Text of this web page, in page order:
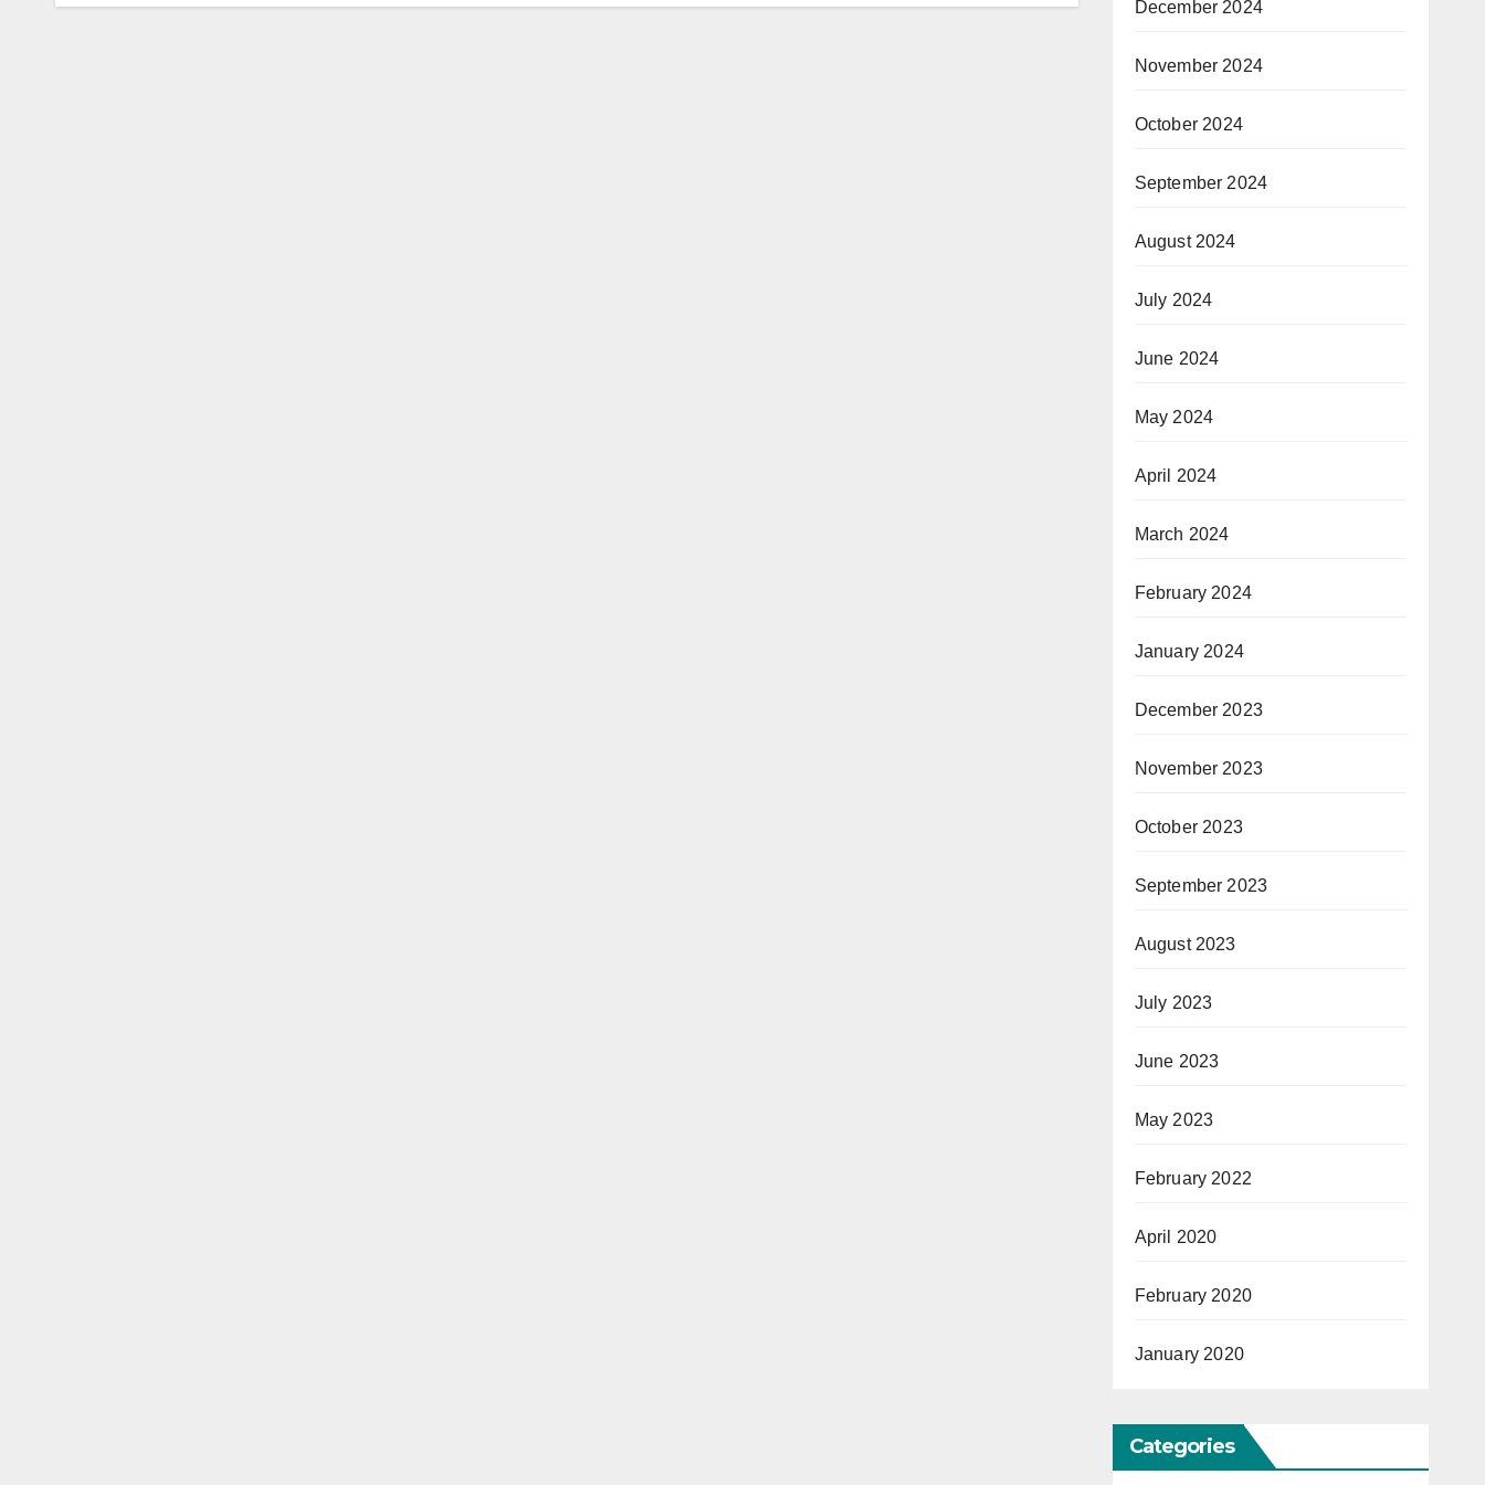
December 2024
November 2024
October 2024
September 2024
August 2024
July 2024
June 2024
May 2024
April 2024
March 2024
February 2024
January 2024
December 2023
November 2023
October 2023
September 2023
August 2023
July 2023
June 2023
May 2023
February 2022
April 2020
February 2020
January 2020
Categories